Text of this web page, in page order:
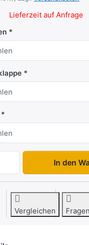
Lieferzeit auf Anfrage
UT 2111-10-13 zu
In den
Vergleichen